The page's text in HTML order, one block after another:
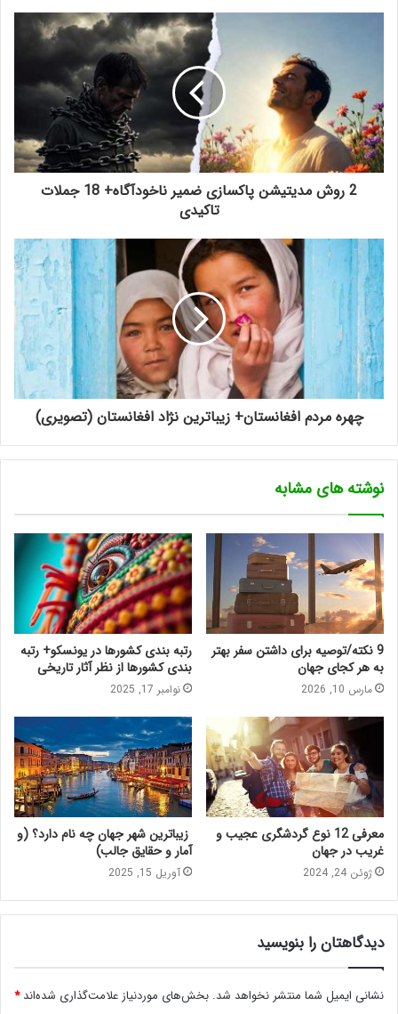
2 روش مدیتیشن پاکسازی ضمیر ناخودآگاه+ 18 جملات
تاکیدی
چهره مردم افغانستان+ زیباترین نژاد افغانستان (تصویری)
نوشته های مشابه
9 نکته/توصیه برای داشتن سفر بهتر
به هر کجای جهان
مارس 10, 2026
رتبه بندی کشورها در یونسکو+ رتبه
بندی کشورها از نظر آثار تاریخی
نوامبر 17, 2025
معرفی 12 نوع گردشگری عجیب و
غریب در جهان
ژوئن 24, 2024
زیباترین شهر جهان چه نام دارد؟ (و
آمار و حقایق جالب)
آوریل 15, 2025
دیدگاهتان را بنویسید
نشانی ایمیل شما منتشر نخواهد شد. بخش‌های موردنیاز علامت‌گذاری شده‌اند*